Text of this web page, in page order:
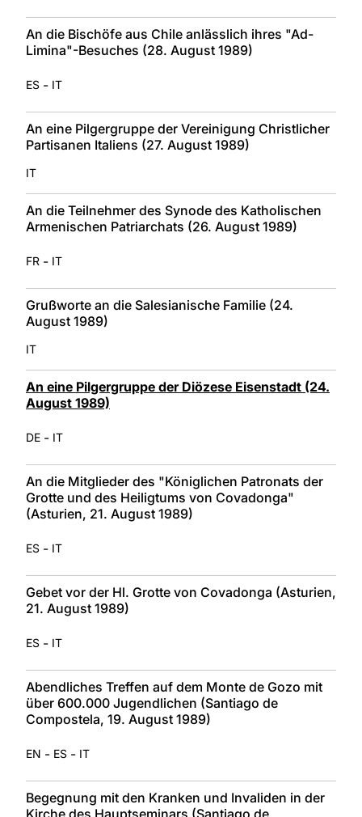
An die Bischöfe aus Chile anlässlich ihres "Ad-
Limina"-Besuches (28. August 1989)
ES - IT
An eine Pilgergruppe der Vereinigung Christlicher
Partisanen Italiens (27. August 1989)
IT
An die Teilnehmer des Synode des Katholischen
Armenischen Patriarchats (26. August 1989)
FR - IT
Grußworte an die Salesianische Familie (24.
August 1989)
IT
An eine Pilgergruppe der Diözese Eisenstadt (24.
August 1989)
DE - IT
An die Mitglieder des "Königlichen Patronats der
Grotte und des Heiligtums von Covadonga"
(Asturien, 21. August 1989)
ES - IT
Gebet vor der Hl. Grotte von Covadonga (Asturien,
21. August 1989)
ES - IT
Abendliches Treffen auf dem Monte de Gozo mit
über 600.000 Jugendlichen (Santiago de
Compostela, 19. August 1989)
EN - ES - IT
Begegnung mit den Kranken und Invaliden in der
Kirche des Hauptseminars (Santiago de